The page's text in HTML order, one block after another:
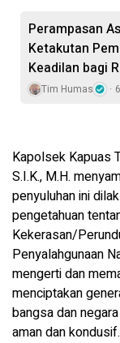
Perampasan
Ketakutan
Keadilan bagi
Tim Humas
Kapolsek Kapuas
S.I.K., M.H.
penyuluhan ini
pengetahuan
Kekerasan/
Penyalahgunaan
mengerti dan
menciptakan
bangsa dan
aman dan